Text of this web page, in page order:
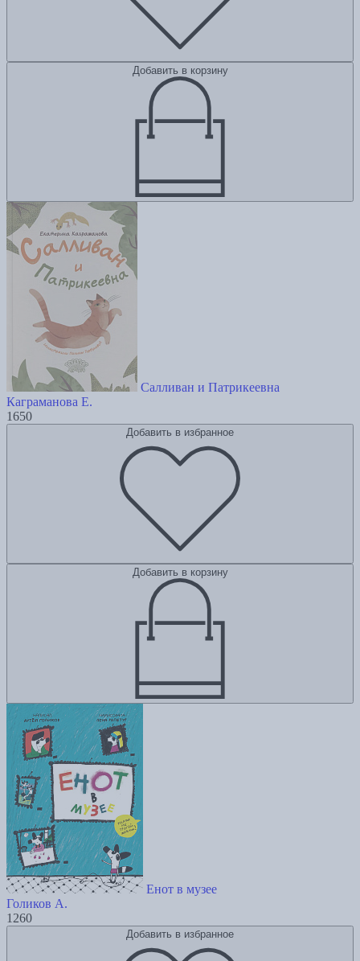
Добавить в корзину
Салливан и Патрикеевна
Каграманова Е.
1650
Добавить в избранное
Добавить в корзину
Енот в музее
Голиков А.
1260
Добавить в избранное